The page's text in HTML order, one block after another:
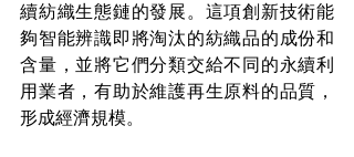
續紡織生態鏈的發展。這項創新技術能
夠智能辨識即將淘汰的紡織品的成份和
含量，並將它們分類交給不同的永續利
用業者，有助於維護再生原料的品質，
形成經濟規模。